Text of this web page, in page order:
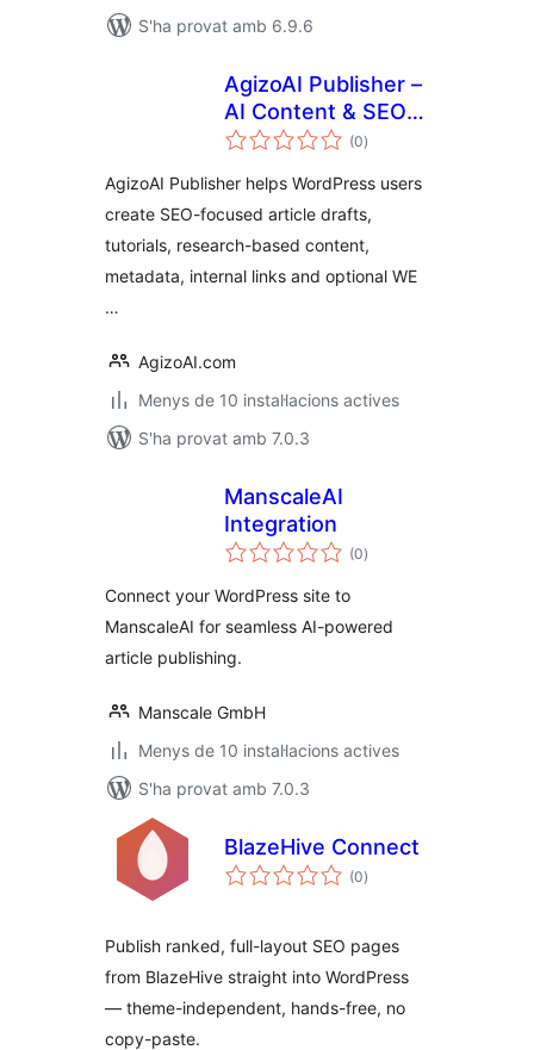
S'ha provat amb 6.9.6
AgizoAI Publisher –
AI Content & SEO
Writer
(0puntuacions
totals
)
AgizoAI Publisher helps WordPress users
create SEO-focused article drafts,
tutorials, research-based content,
metadata, internal links and optional WE
…
AgizoAI.com
Menys de 10 instal·lacions actives
S'ha provat amb 7.0.3
ManscaleAI
Integration
(0puntuacions
totals
)
Connect your WordPress site to
ManscaleAI for seamless AI-powered
article publishing.
Manscale GmbH
Menys de 10 instal·lacions actives
S'ha provat amb 7.0.3
BlazeHive Connect
(0puntuacions
totals
)
Publish ranked, full-layout SEO pages
from BlazeHive straight into WordPress
— theme-independent, hands-free, no
copy-paste.